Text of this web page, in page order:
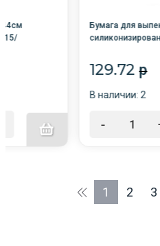
44см
/15/
Бумага для
Komfi /24/
129.72 p
В наличии: 2
-
1 2 3